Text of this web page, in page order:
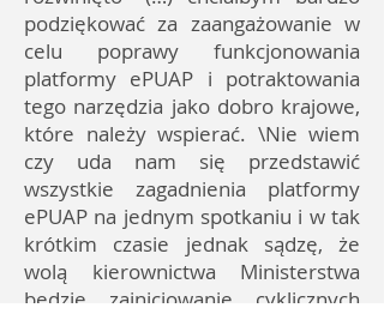
podziękować za zaangażowanie w
celu poprawy funkcjonowania
platformy ePUAP i potraktowania
tego narzędzia jako dobro krajowe,
które należy wspierać. \Nie wiem
czy uda nam się przedstawić
wszystkie zagadnienia platformy
ePUAP na jednym spotkaniu i w tak
krótkim czasie jednak sądzę, że
wolą kierownictwa Ministerstwa
będzie zainicjowanie cyklicznych